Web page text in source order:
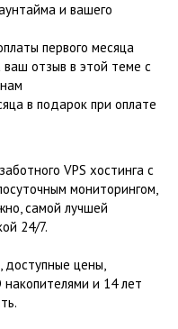
и вашего
первого месяца
отзыв в этой теме с
в подарок при оплате
VPS хостинга с
мониторингом,
самой лучшей
24/7.
, доступные цены,
и 14 лет